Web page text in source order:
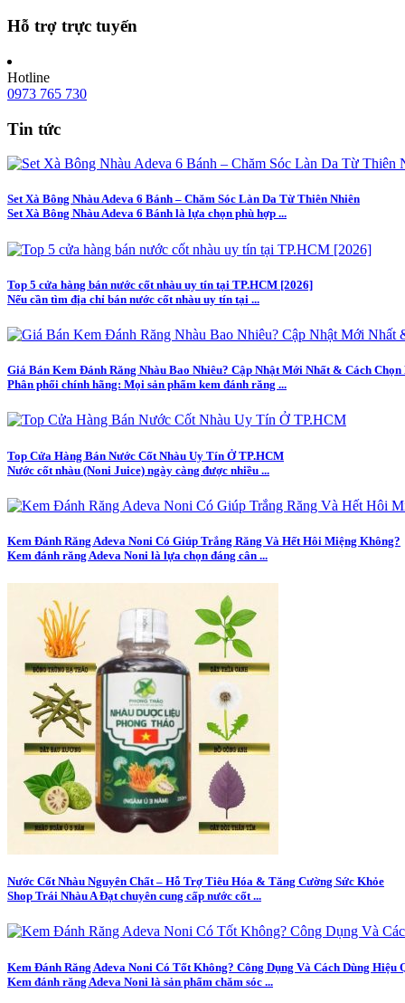
Hỗ trợ trực tuyến
Hotline
0973 765 730
Tin tức
Set Xà Bông Nhàu Adeva 6 Bánh – Chăm Sóc Làn Da Từ Thiên Nhiên
Set Xà Bông Nhàu Adeva 6 Bánh là lựa chọn phù hợp ...
Top 5 cửa hàng bán nước cốt nhàu uy tín tại TP.HCM [2026]
Nếu cần tìm địa chỉ bán nước cốt nhàu uy tín tại ...
Giá Bán Kem Đánh Răng Nhàu Bao Nhiêu? Cập Nhật Mới Nhất & Cách
Phân phối chính hãng: Mọi sản phẩm kem đánh răng ...
Top Cửa Hàng Bán Nước Cốt Nhàu Uy Tín Ở TP.HCM
Nước cốt nhàu (Noni Juice) ngày càng được nhiều ...
Kem Đánh Răng Adeva Noni Có Giúp Trắng Răng Và Hết Hôi Miệng Không?
Kem đánh răng Adeva Noni là lựa chọn đáng cân ...
Nước Cốt Nhàu Nguyên Chất – Hỗ Trợ Tiêu Hóa & Tăng Cường Sức Khỏe
Shop Trái Nhàu A Đạt chuyên cung cấp nước cốt ...
Kem Đánh Răng Adeva Noni Có Tốt Không? Công Dụng Và Cách Dùng Hiệu
Kem đánh răng Adeva Noni là sản phẩm chăm sóc ...